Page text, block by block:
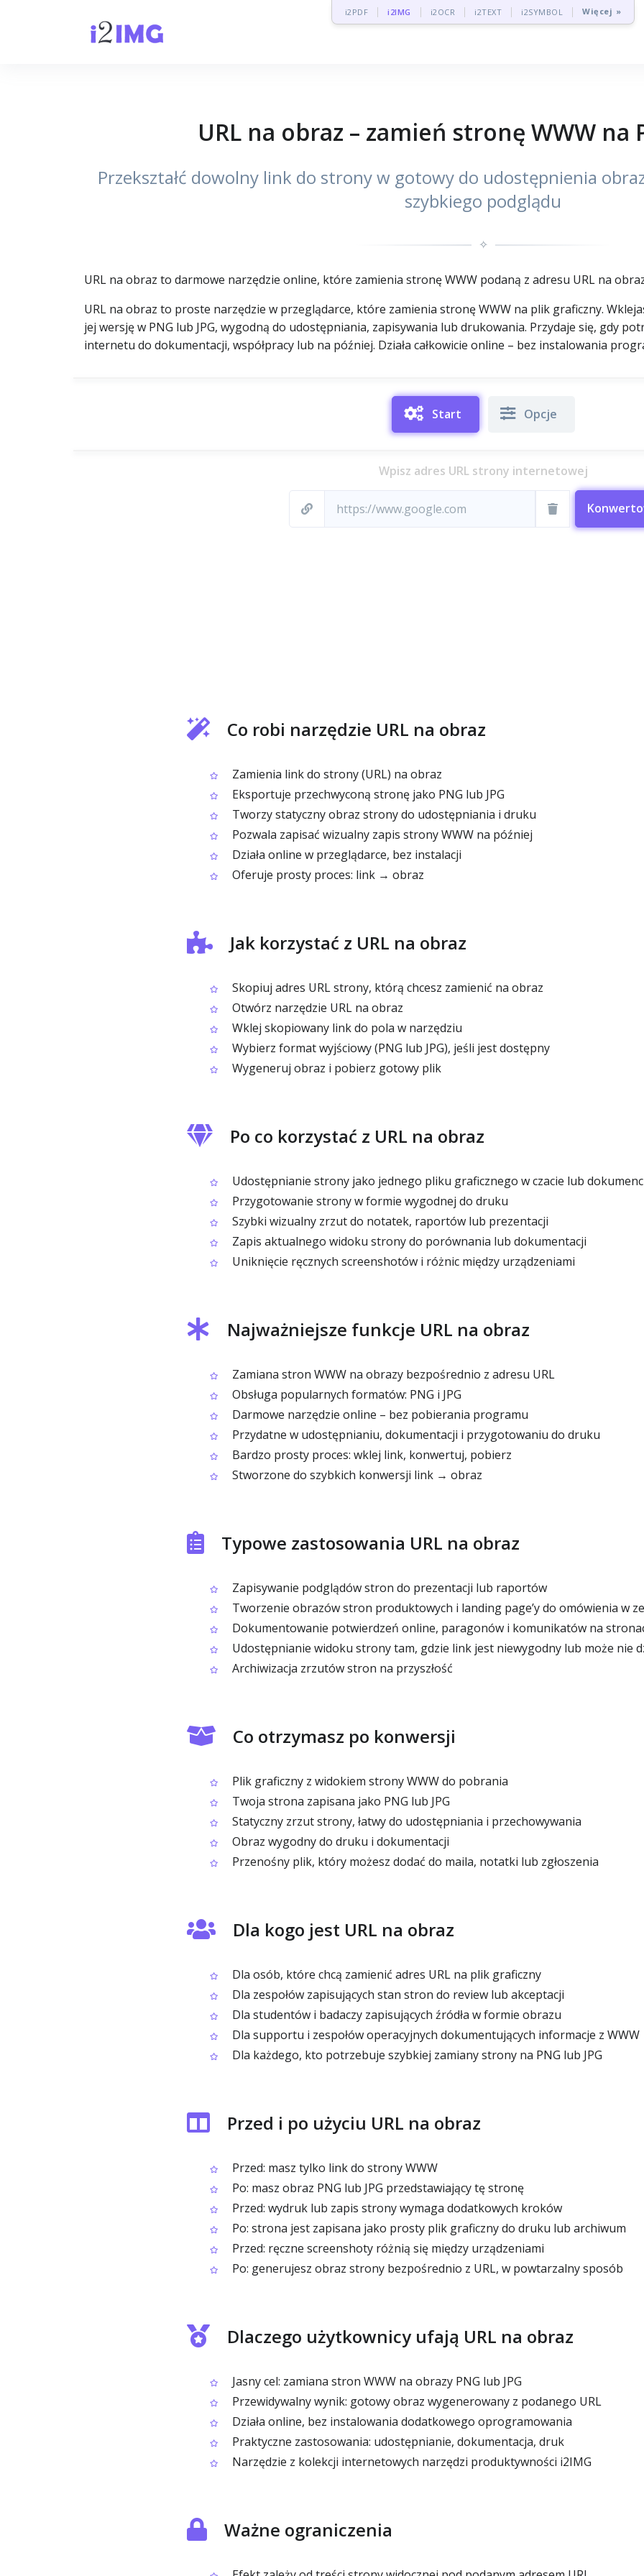
i2PDF i2IMG i2OCR i2TEXT i2SYMBOL Więcej »
URL na obraz – zamień stronę WWW na
Przekształć dowolny link do strony w gotowy do udostępnienia
szybkiego podglądu
✧
URL na obraz to darmowe narzędzie online, które zamienia stronę WWW podaną z adresu URL na obraz
URL na obraz to proste narzędzie w przeglądarce, które zamienia stronę WWW na plik graficzny.
jej wersję w PNG lub JPG, wygodną do udostępniania, zapisywania lub drukowania. Przydaje się, gdy
internetu do dokumentacji, współpracy lub na później. Działa całkowicie online – bez instalowania
Start Opcje
Wpisz adres URL strony internetowej
Co robi narzędzie URL na obraz
Zamienia link do strony (URL) na obraz
Eksportuje przechwyconą stronę jako PNG lub JPG
Tworzy statyczny obraz strony do udostępniania i druku
Pozwala zapisać wizualny zapis strony WWW na później
Działa online w przeglądarce, bez instalacji
Oferuje prosty proces: link → obraz
Jak korzystać z URL na obraz
Skopiuj adres URL strony, którą chcesz zamienić na obraz
Otwórz narzędzie URL na obraz
Wklej skopiowany link do pola w narzędziu
Wybierz format wyjściowy (PNG lub JPG), jeśli jest dostępny
Wygeneruj obraz i pobierz gotowy plik
Po co korzystać z URL na obraz
Udostępnianie strony jako jednego pliku graficznego w czacie lub
Przygotowanie strony w formie wygodnej do druku
Szybki wizualny zrzut do notatek, raportów lub prezentacji
Zapis aktualnego widoku strony do porównania lub dokumentacji
Uniknięcie ręcznych screenshotów i różnic między urządzeniami
Najważniejsze funkcje URL na obraz
Zamiana stron WWW na obrazy bezpośrednio z adresu URL
Obsługa popularnych formatów: PNG i JPG
Darmowe narzędzie online – bez pobierania programu
Przydatne w udostępnianiu, dokumentacji i przygotowaniu do druku
Bardzo prosty proces: wklej link, konwertuj, pobierz
Stworzone do szybkich konwersji link → obraz
Typowe zastosowania URL na obraz
Zapisywanie podglądów stron do prezentacji lub raportów
Tworzenie obrazów stron produktowych i landing page’y do omówienia w
Dokumentowanie potwierdzeń online, paragonów i komunikatów na
Udostępnianie widoku strony tam, gdzie link jest niewygodny lub może nie
Archiwizacja zrzutów stron na przyszłość
Co otrzymasz po konwersji
Plik graficzny z widokiem strony WWW do pobrania
Twoja strona zapisana jako PNG lub JPG
Statyczny zrzut strony, łatwy do udostępniania i przechowywania
Obraz wygodny do druku i dokumentacji
Przenośny plik, który możesz dodać do maila, notatki lub zgłoszenia
Dla kogo jest URL na obraz
Dla osób, które chcą zamienić adres URL na plik graficzny
Dla zespołów zapisujących stan stron do review lub akceptacji
Dla studentów i badaczy zapisujących źródła w formie obrazu
Dla supportu i zespołów operacyjnych dokumentujących informacje z WWW
Dla każdego, kto potrzebuje szybkiej zamiany strony na PNG lub JPG
Przed i po użyciu URL na obraz
Przed: masz tylko link do strony WWW
Po: masz obraz PNG lub JPG przedstawiający tę stronę
Przed: wydruk lub zapis strony wymaga dodatkowych kroków
Po: strona jest zapisana jako prosty plik graficzny do druku lub archiwum
Przed: ręczne screenshoty różnią się między urządzeniami
Po: generujesz obraz strony bezpośrednio z URL, w powtarzalny sposób
Dlaczego użytkownicy ufają URL na obraz
Jasny cel: zamiana stron WWW na obrazy PNG lub JPG
Przewidywalny wynik: gotowy obraz wygenerowany z podanego URL
Działa online, bez instalowania dodatkowego oprogramowania
Praktyczne zastosowania: udostępnianie, dokumentacja, druk
Narzędzie z kolekcji internetowych narzędzi produktywności i2IMG
Ważne ograniczenia